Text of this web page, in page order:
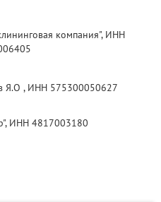
компания", ИНН
Я.О , ИНН 575300050627
ИНН 4817003180